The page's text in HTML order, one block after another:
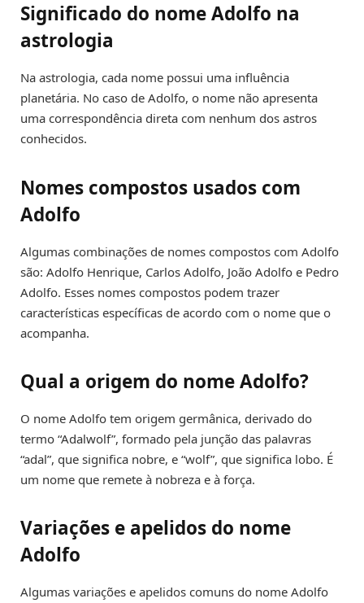
Significado do nome Adolfo na
astrologia
Na astrologia, cada nome possui uma influência
planetária. No caso de Adolfo, o nome não apresenta
uma correspondência direta com nenhum dos astros
conhecidos.
Nomes compostos usados com
Adolfo
Algumas combinações de nomes compostos com Adolfo
são: Adolfo Henrique, Carlos Adolfo, João Adolfo e Pedro
Adolfo. Esses nomes compostos podem trazer
características específicas de acordo com o nome que o
acompanha.
Qual a origem do nome Adolfo?
O nome Adolfo tem origem germânica, derivado do
termo “Adalwolf”, formado pela junção das palavras
“adal”, que significa nobre, e “wolf”, que significa lobo. É
um nome que remete à nobreza e à força.
Variações e apelidos do nome
Adolfo
Algumas variações e apelidos comuns do nome Adolfo